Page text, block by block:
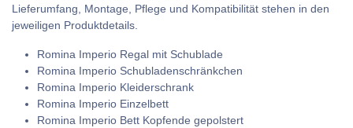
Lieferumfang, Montage, Pflege und Kompatibilität stehen in den
jeweiligen Produktdetails.
Romina Imperio Regal mit Schublade
Romina Imperio Schubladenschränkchen
Romina Imperio Kleiderschrank
Romina Imperio Einzelbett
Romina Imperio Bett Kopfende gepolstert